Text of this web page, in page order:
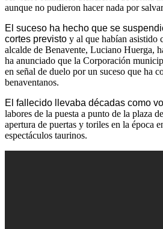
aunque no pudieron hacer nada por
El suceso ha hecho que se
cortes previsto y al que habían asistido
alcalde de Benavente, Luciano Huerga,
ha anunciado que la Corporación
en señal de duelo por un suceso que ha
benaventanos.
El fallecido llevaba décadas como
labores de la puesta a punto de la plaza
apertura de puertas y toriles en la época
espectáculos taurinos.